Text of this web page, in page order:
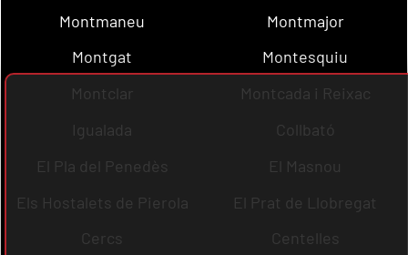
Montmaneu
Montmajor
Montgat
Montesquiu
Montclar
Montcada i Reixac
Igualada
Collbató
El Pla del Penedès
El Masnou
Els Hostalets de Pierola
El Prat de Llobregat
Cercs
Centelles